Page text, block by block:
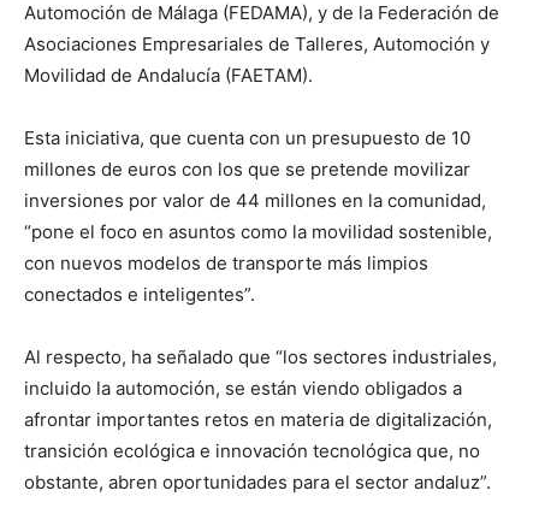
Automoción de Málaga (FEDAMA), y de la Federación de
Asociaciones Empresariales de Talleres, Automoción y
Movilidad de Andalucía (FAETAM).
Esta iniciativa, que cuenta con un presupuesto de 10
millones de euros con los que se pretende movilizar
inversiones por valor de 44 millones en la comunidad,
“pone el foco en asuntos como la movilidad sostenible,
con nuevos modelos de transporte más limpios
conectados e inteligentes”.
Al respecto, ha señalado que “los sectores industriales,
incluido la automoción, se están viendo obligados a
afrontar importantes retos en materia de digitalización,
transición ecológica e innovación tecnológica que, no
obstante, abren oportunidades para el sector andaluz”.